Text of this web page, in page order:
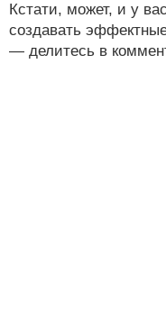
Кстати, может, и у
создавать
— делитесь в